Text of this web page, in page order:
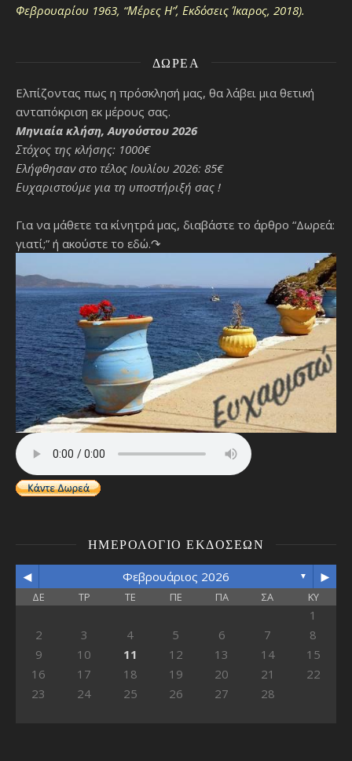
Φεβρουαρίου 1963, “Μέρες Η΄”, Εκδόσεις Ίκαρος, 2018).
ΔΩΡΕΆ
Ελπίζοντας πως η πρόσκλησή μας, θα λάβει μια θετική
ανταπόκριση εκ μέρους σας.
Μηνιαία κλήση, Αυγούστου 2026
Στόχος της κλήσης: 1000€
Ελήφθησαν στο τέλος Ιουλίου 2026: 85€
Ευχαριστούμε για τη υποστήριξή σας !
Για να μάθετε τα κίνητρά μας, διαβάστε το άρθρο “Δωρεά:
γιατί;” ή ακούστε το εδώ.↷
ΗΜΕΡΟΛΌΓΙΟ ΕΚΔΌΣΕΩΝ
◄ Φεβρουάριος 2026 ▼ ►
ΔΕ ΤΡ ΤΕ ΠΕ ΠΑ ΣΑ ΚΥ
1
2
3 4 5 6 7
8
9
10 11 12 13 14
15
16
17 18 19 20 21
22
23
24 25 26 27 28